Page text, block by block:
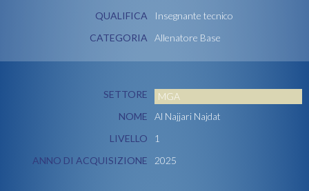
QUALIFICA
Insegnante tecnico
CATEGORIA
Allenatore Base
SETTORE
MGA
NOME
Al Najjari Najdat
LIVELLO
1
ANNO DI ACQUISIZIONE
2025